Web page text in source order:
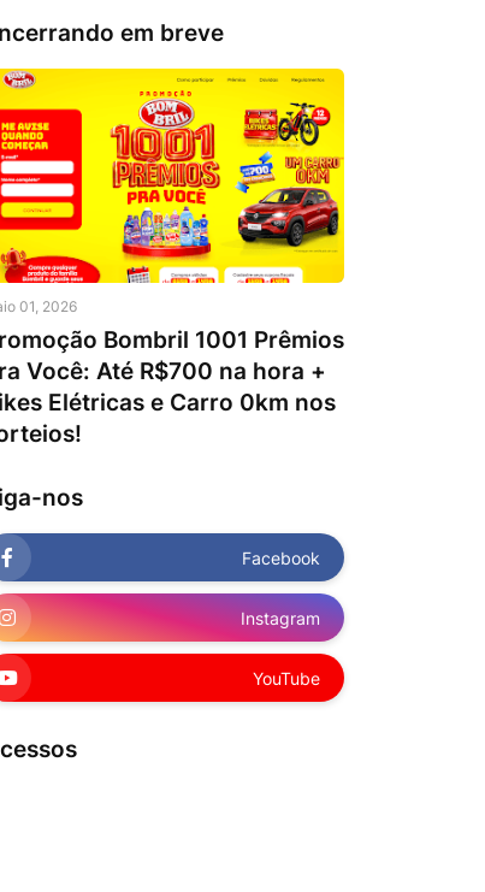
em breve
01, 2026
Bombril 1001 Prêmios
Você: Até R$700 na hora +
Elétricas e Carro 0km nos
nos
Facebook
Instagram
YouTube